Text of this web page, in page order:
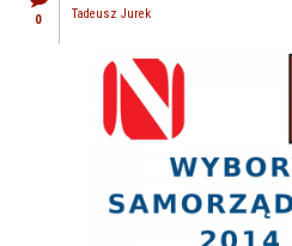
0 Tadeusz Jurek